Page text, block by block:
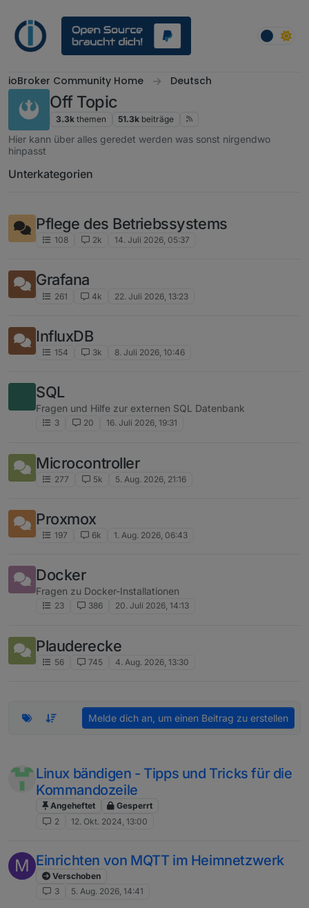
ioBroker Community Home Deutsch
Off Topic
3.3k themen 51.3k beiträge
Hier kann über alles geredet werden was sonst nirgendwo
hinpasst
Unterkategorien
Pflege des Betriebssystems
108 2k 14. Juli 2026, 05:37
Grafana
261 4k 22. Juli 2026, 13:23
InfluxDB
154 3k 8. Juli 2026, 10:46
SQL
Fragen und Hilfe zur externen SQL Datenbank
3 20 16. Juli 2026, 19:31
Microcontroller
277 5k 5. Aug. 2026, 21:16
Proxmox
197 6k 1. Aug. 2026, 06:43
Docker
Fragen zu Docker-Installationen
23 386 20. Juli 2026, 14:13
Plauderecke
56 745 4. Aug. 2026, 13:30
Melde dich an, um einen Beitrag zu erstellen
Linux bändigen - Tipps und Tricks für die
Kommandozeile
Angeheftet
Gesperrt
2
12. Okt. 2024, 13:00
M Einrichten von MQTT im Heimnetzwerk
Verschoben
3
5. Aug. 2026, 14:41